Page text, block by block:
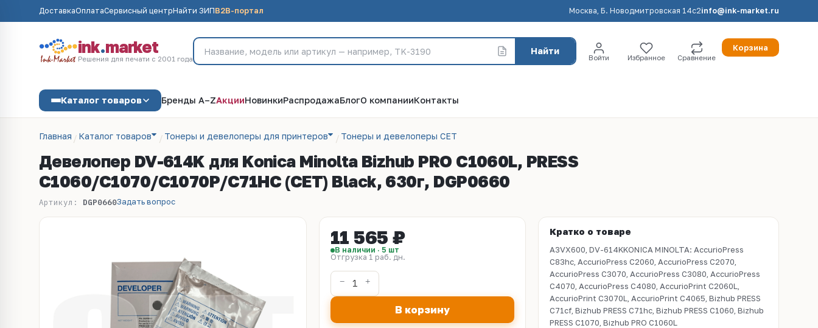
ДоставкаОплатаСервисный центрНайти ЗИПB2B-портал Москва, Б. Новодмитровская 14с2info@ink-market.ru
ink.market
Решения для печати с 2001 года
Найти
Войти Избранное Сравнение
Корзина
Каталог товаров Бренды A–ZАкцииНовинкиРаспродажаБлогО компанииКонтакты
Главная Каталог товаров Тонеры и девелоперы для принтеров Тонеры и девелоперы CET
Девелопер DV-614K для Konica Minolta Bizhub PRO C1060L, PRESS
C1060/C1070/C1070P/C71HC (CET) Black, 630г, DGP0660
Артикул: DGP0660Задать вопрос
11 565 ₽
В наличии · 5 шт
Отгрузка 1 раб. дн.
В корзину
Кратко о товаре
A3VX600, DV-614KKONICA MINOLTA: AccurioPress
C83hc, AccurioPress C2060, AccurioPress C2070,
AccurioPress C3070, AccurioPress C3080, AccurioPress
C4070, AccurioPress C4080, AccurioPrint C2060L,
AccurioPrint C3070L, AccurioPrint C4065, Bizhub PRESS
C71cf, Bizhub PRESS C71hc, Bizhub PRESS C1060, Bizhub
PRESS C1070, Bizhub PRO C1060L